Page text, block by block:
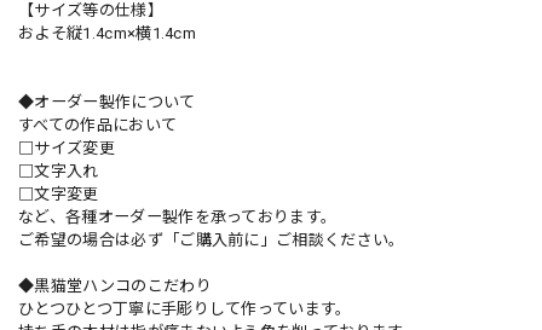
【サイズ等の仕様】
およそ縦1.4cm×横1.4cm
◆オーダー製作について
すべての作品において
□サイズ変更
□文字入れ
□文字変更
など、各種オーダー製作を承っております。
ご希望の場合は必ず「ご購入前に」ご相談ください。
◆黒猫堂ハンコのこだわり
ひとつひとつ丁寧に手彫りして作っています。